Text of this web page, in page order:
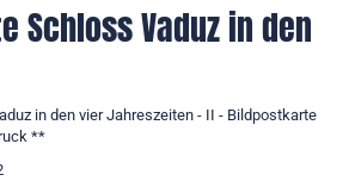
Schloss Vaduz in den
in den vier Jahreszeiten - II - Bildpostkarte
**